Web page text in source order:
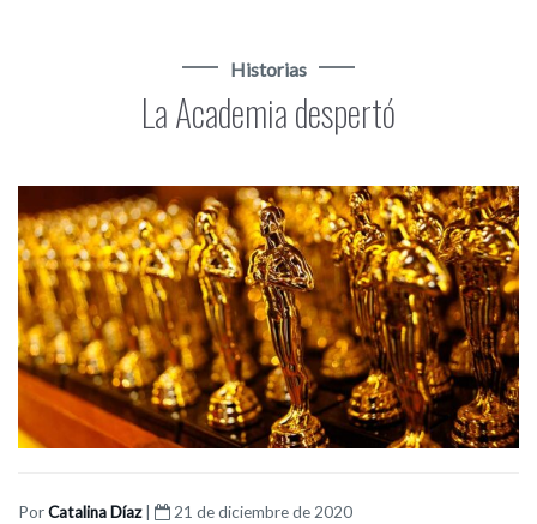
Historias
La Academia despertó
PorCatalina Díaz 21 de diciembre de 2020